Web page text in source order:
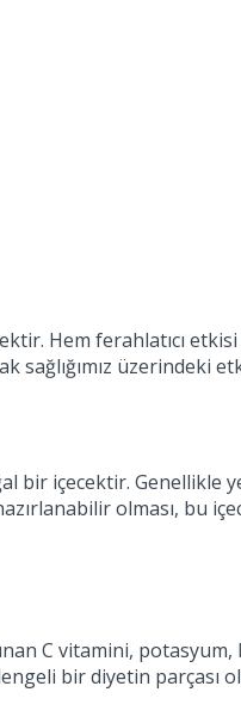
Hem ferahlatıcı
sağlığımız üzerindeki
bir içecektir.
olması, bu
C vitamini, potasyum,
bir diyetin parçası